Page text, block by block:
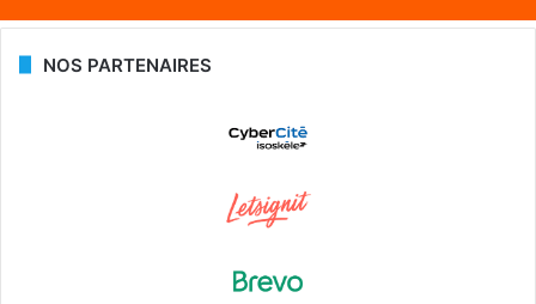
NOS PARTENAIRES